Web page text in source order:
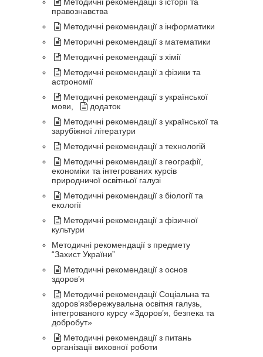
правознавства
Методичні рекомендації з інформатики
Меторичні рекомендації з математики
Методичні рекомендації з хімії
Методичні рекомендації з фізики та
астрономії
Методичні рекомендації з української
мови,
додаток
Методичні рекомендації з української та
зарубіжної літератури
Методичні рекомендації з технологій
Методичні рекомендації з географії,
економіки та інтегрованих курсів
природничої освітньої галузі
Методичні рекомендації з біології та
екології
Методичні рекомендації з фізичної
культури
Методичні рекомендації з предмету
“Захист України”
Методичні рекомендації з основ
здоров’я
Методичні рекомендації Соціальна та
здоров’язбережувальна освітня галузь,
інтегрованого курсу «Здоров’я, безпека та
добробут»
Методичні рекомендації з питань
організації виховної роботи